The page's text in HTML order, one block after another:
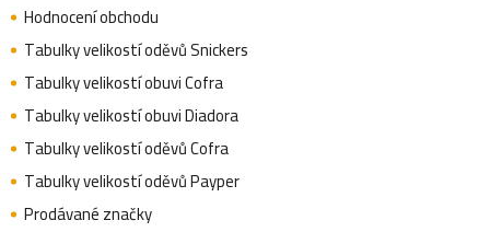
Hodnocení obchodu
Tabulky velikostí oděvů Snickers
Tabulky velikostí obuvi Cofra
Tabulky velikostí obuvi Diadora
Tabulky velikostí oděvů Cofra
Tabulky velikostí oděvů Payper
Prodávané značky